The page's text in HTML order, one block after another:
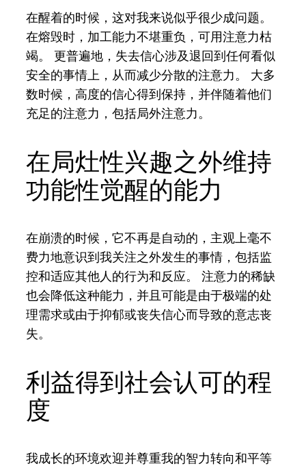
在醒着的时候，这对我来说似乎很少成问题。
在熔毁时，加工能力不堪重负，可用注意力枯
竭。 更普遍地，失去信心涉及退回到任何看似
安全的事情上，从而减少分散的注意力。 大多
数时候，高度的信心得到保持，并伴随着他们
充足的注意力，包括局外注意力。
在局灶性兴趣之外维持
功能性觉醒的能力
在崩溃的时候，它不再是自动的，主观上毫不
费力地意识到我关注之外发生的事情，包括监
控和适应其他人的行为和反应。 注意力的稀缺
也会降低这种能力，并且可能是由于极端的处
理需求或由于抑郁或丧失信心而导致的意志丧
失。
利益得到社会认可的程
度
我成长的环境欢迎并尊重我的智力转向和平等